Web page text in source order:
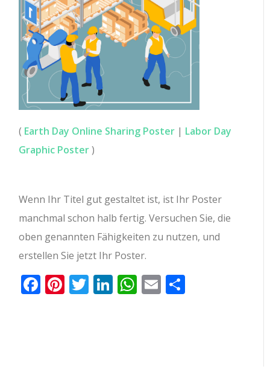
( Earth Day Online Sharing Poster | Labor Day
Graphic Poster)
Wenn Ihr Titel gut gestaltet ist, ist Ihr Poster
manchmal schon halb fertig. Versuchen Sie, die
oben genannten Fähigkeiten zu nutzen, und
erstellen Sie jetzt Ihr Poster.
Facebook
Pinterest
Twitter
LinkedIn
WhatsApp
Email